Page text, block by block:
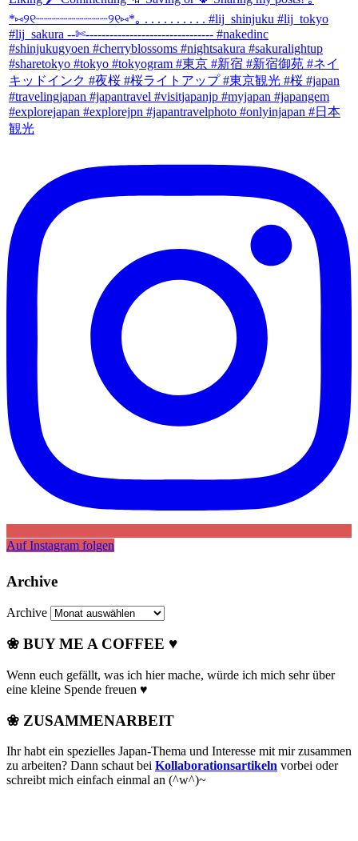
Auf Instagram folgen
Archive
Archive
❀ BUY ME A COFFEE ♥
Wenn euch gefällt, was ich hier mache, würde ich mich sehr über
eine kleine Spende freuen ♥
❀ ZUSAMMENARBEIT
Ihr habt ein spezielles Japan-Thema und Interesse mit mir zusammen
zu arbeiten? Dann schaut bei Kollaborationsartikeln vorbei oder
schreibt mich einfach einmal an (^w^)~